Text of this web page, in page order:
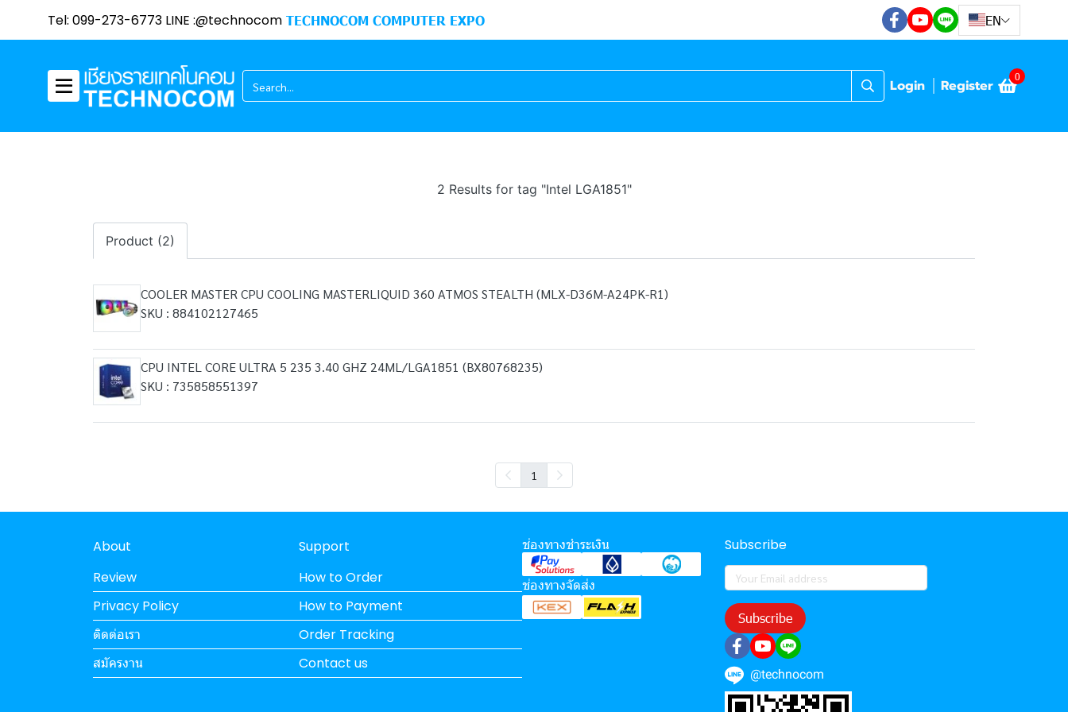
Tel: 099-273-6773 LINE :@technocom TECHNOCOM COMPUTER EXPO EN
Login Register 0
2 Results for tag "Intel LGA1851"
Product (2)
COOLER MASTER CPU COOLING MASTERLIQUID 360 ATMOS STEALTH (MLX-D36M-A24PK-R1)
SKU : 884102127465
CPU INTEL CORE ULTRA 5 235 3.40 GHZ 24ML/LGA1851 (BX80768235)
SKU : 735858551397
1
About
Review
Privacy Policy
ติดต่อเรา
สมัครงาน
Support
How to Order
How to Payment
Order Tracking
Contact us
ช่องทางชำระเงิน
ช่องทางจัดส่ง
Subscribe
Subscribe
@technocom